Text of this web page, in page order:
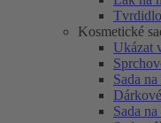
Kosmetické
Ukázat
Sada
Sada